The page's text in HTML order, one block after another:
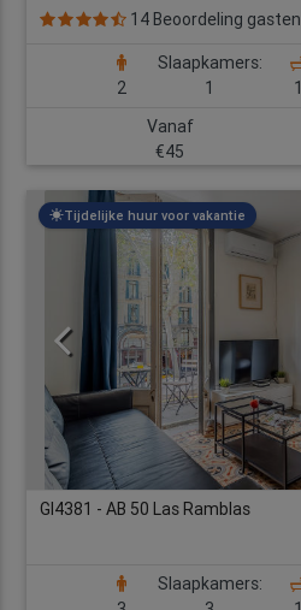
14 Beoordeling gasten
2
Slaapkamers:
1
1
Vanaf
€45
Tijdelijke huur voor vakantie
GI4381 - AB 50 Las Ramblas
Slaapkamers: